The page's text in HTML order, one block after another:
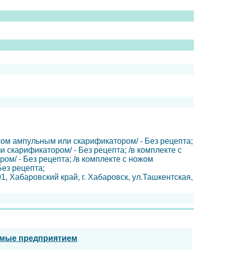
ампульным или скарификатором/ - Без рецепта;
- Без рецепта; /в комплекте с
- Без рецепта; /в комплекте с ножом
рецепта;
край, г. Хабаровск, ул.Ташкентская,
предприятием